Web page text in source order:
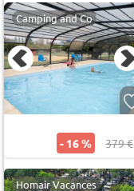
Camping and Co
- 16 % 379 €
Homair Vacances